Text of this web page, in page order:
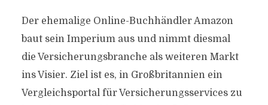
Der ehemalige Online-Buchhändler Amazon
baut sein Imperium aus und nimmt diesmal
die Versicherungsbranche als weiteren Markt
ins Visier. Ziel ist es, in Großbritannien ein
Vergleichsportal für Versicherungsservices zu